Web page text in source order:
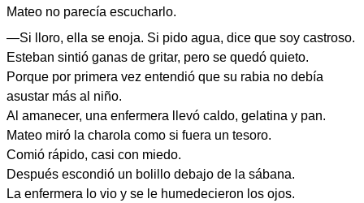
Mateo no parecía escucharlo.
—Si lloro, ella se enoja. Si pido agua, dice que soy castroso.
Esteban sintió ganas de gritar, pero se quedó quieto.
Porque por primera vez entendió que su rabia no debía
asustar más al niño.
Al amanecer, una enfermera llevó caldo, gelatina y pan.
Mateo miró la charola como si fuera un tesoro.
Comió rápido, casi con miedo.
Después escondió un bolillo debajo de la sábana.
La enfermera lo vio y se le humedecieron los ojos.